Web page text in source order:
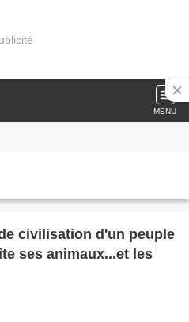
MENU
civilisation d'un peuple
ses animaux...et les